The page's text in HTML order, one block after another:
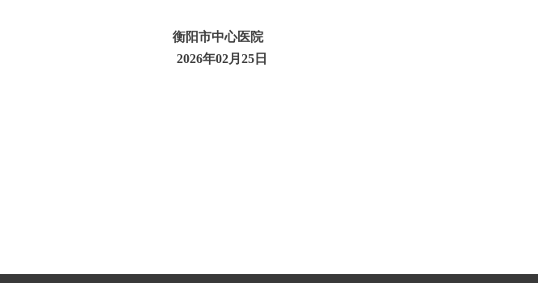
衡阳市中心医院
2026年02月 25 日